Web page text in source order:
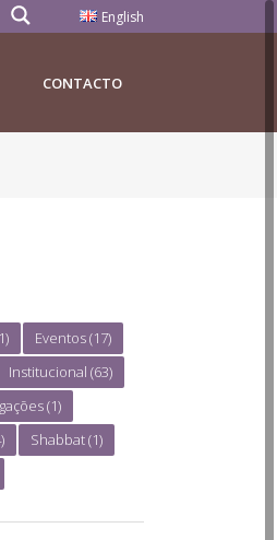
English
CONTACTO
Eventos(17)
Institucional (63)
(1)
Shabbat(1)